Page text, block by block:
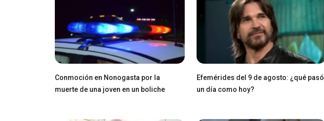
Conmoción en Nonogasta por la
muerte de una joven en un boliche
Efemérides del 9 de agosto: ¿qué pasó
un día como hoy?